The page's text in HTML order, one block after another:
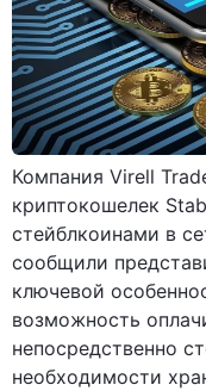
Компания Virell
криптокошелек
стейблкоинами в
сообщили
ключевой
возможность
непосредственно
необходимости